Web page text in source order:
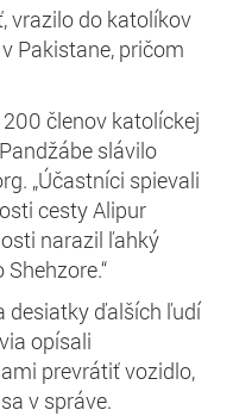
vrazilo do katolíkov
Pakistane, pričom
členov katolíckej
slávilo
„Účastníci spievali
cesty Alipur
narazil ľahký
desiatky ďalších ľudí
opísali
prevrátiť vozidlo,
v správe.